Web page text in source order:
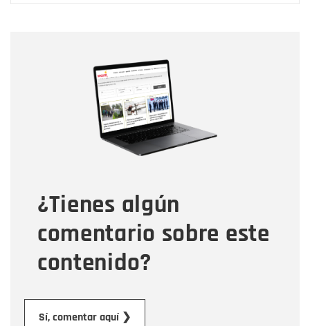
¿Tienes algún
comentario sobre este
contenido?
Sí, comentar aquí ❯
Correo electrónico
Tipo de comentario
Mensaje